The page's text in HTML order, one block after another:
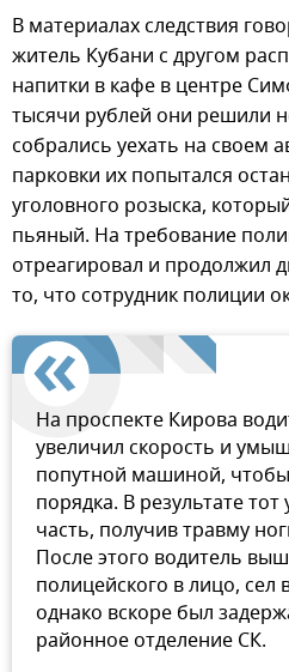
В материалах следствия
житель Кубани с другом
напитки в кафе в центре
тысячи рублей они решили
собрались уехать на своем
парковки их попытался
уголовного розыска,
пьяный. На требование
отреагировал и продолжил
то, что сотрудник полиции
На проспекте Кирова
увеличил скорость и
попутной машиной,
порядка. В результате
часть, получив травму
После этого водитель
полицейского в лицо, сел
однако вскоре был
районное отделение СК.